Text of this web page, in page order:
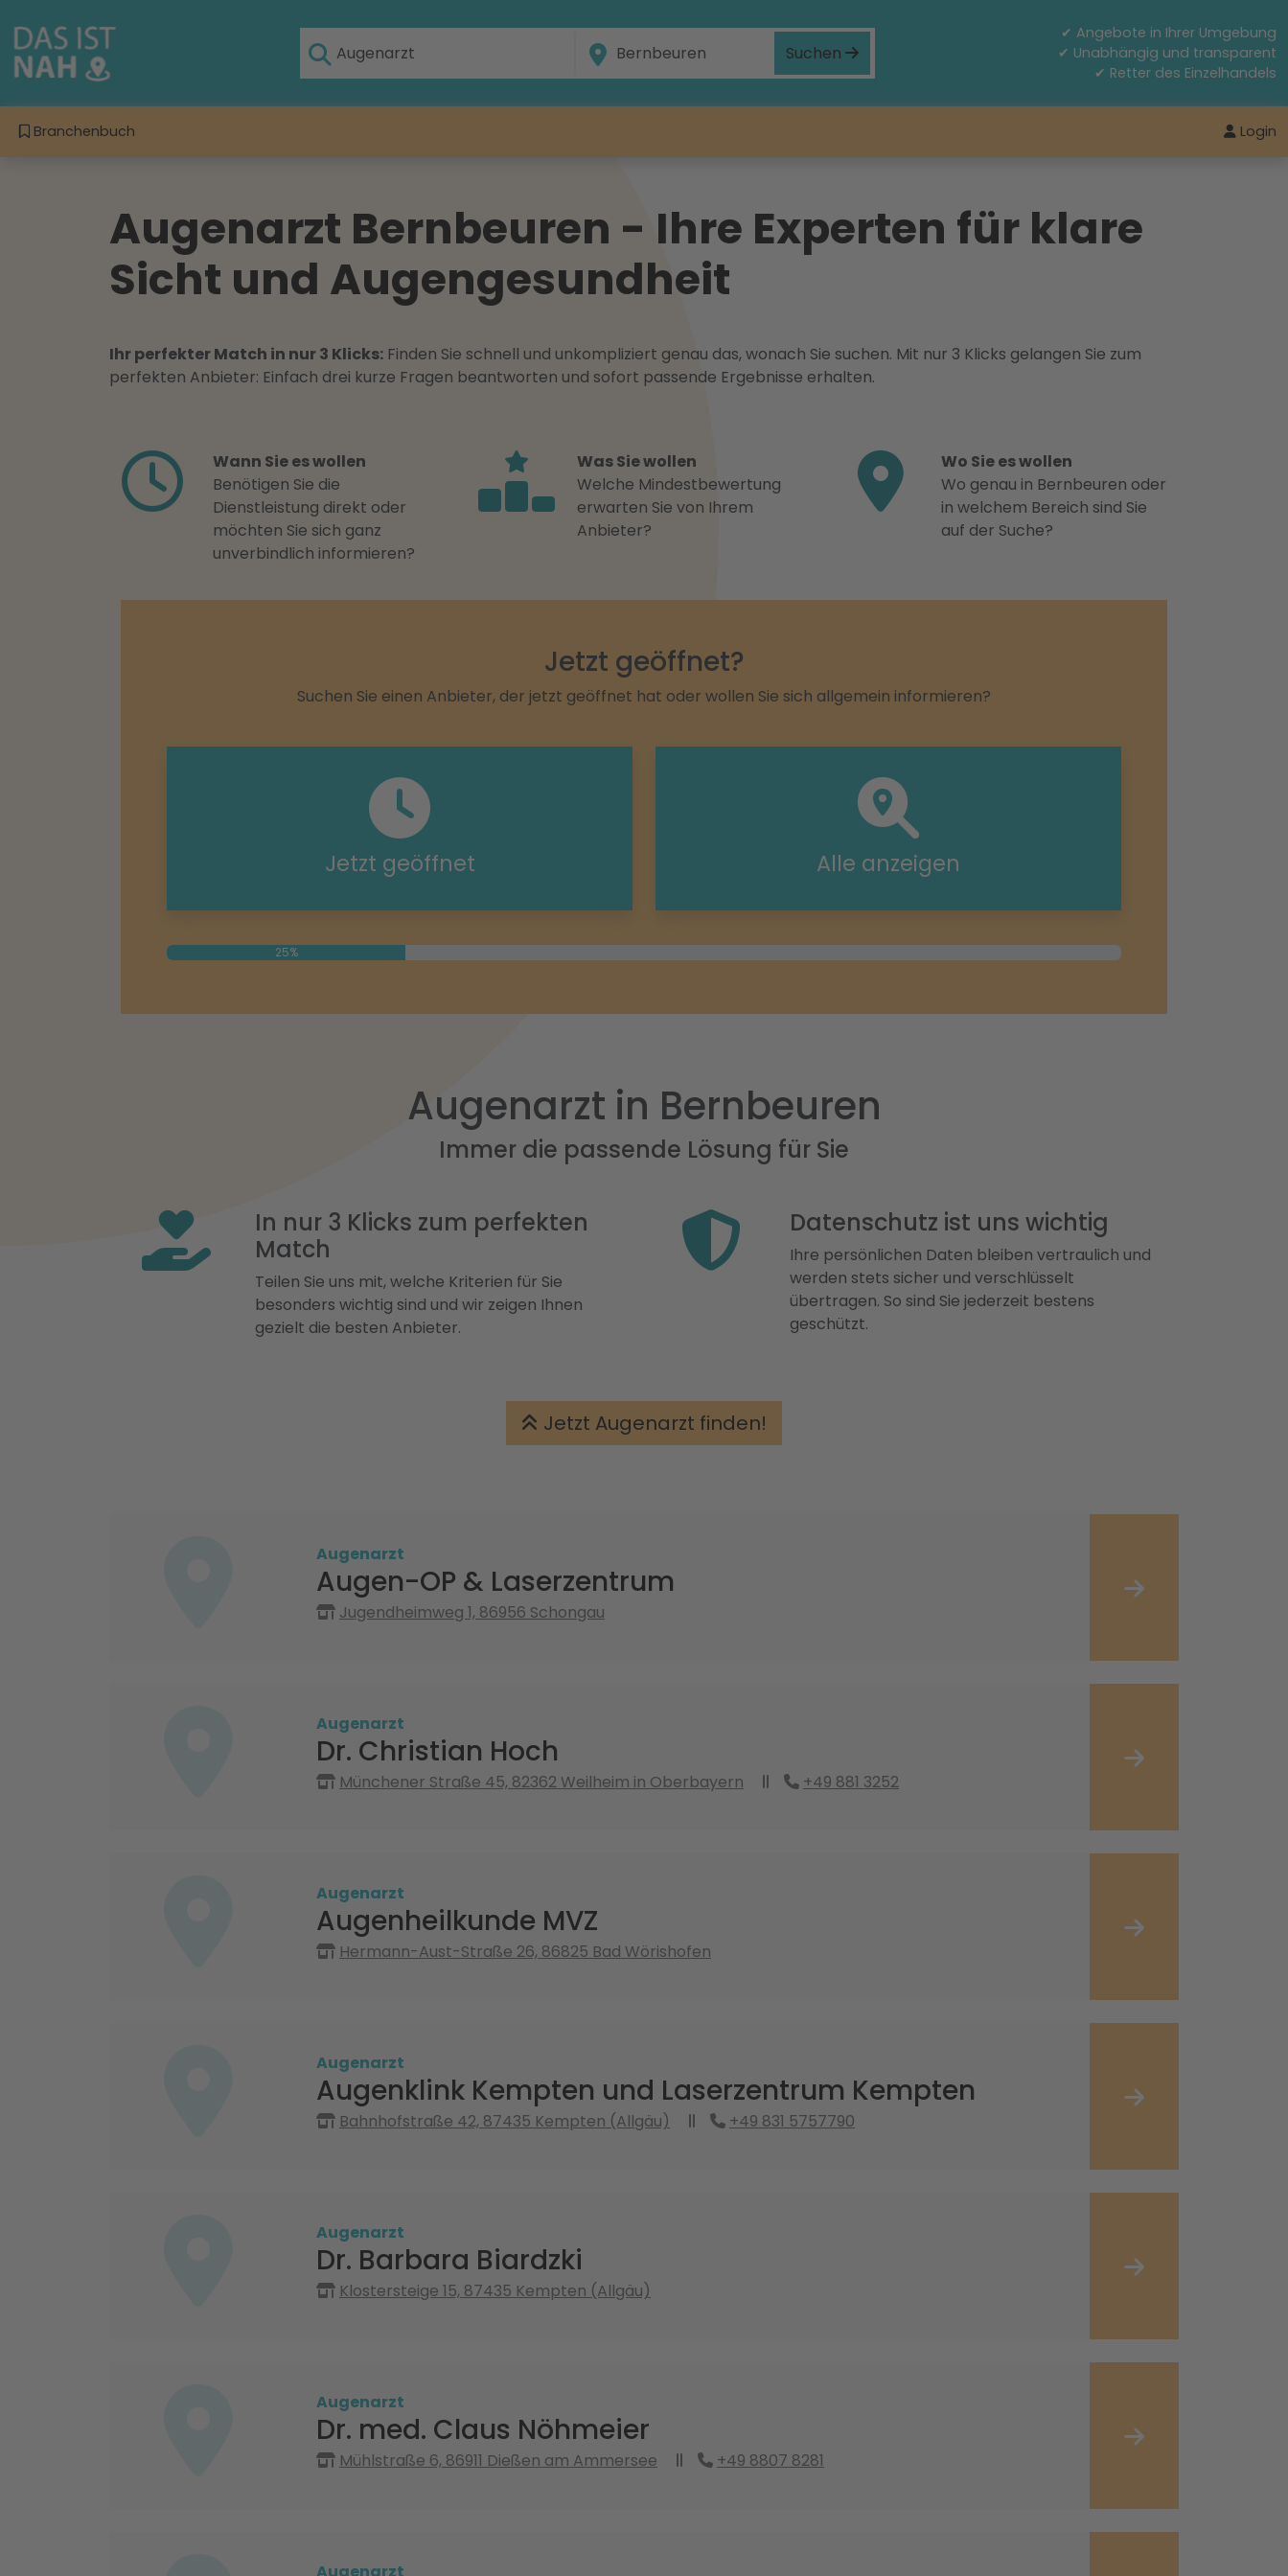
Suchen
✔ Angebote in Ihrer Umgebung
✔ Unabhängig und transparent
✔ Retter des Einzelhandels
Branchenbuch Login
Augenarzt Bernbeuren - Ihre Experten für klare
Sicht und Augengesundheit
Ihr perfekter Match in nur 3 Klicks: Finden Sie schnell und unkompliziert genau das, wonach Sie suchen. Mit nur 3 Klicks gelangen Sie zum
perfekten Anbieter: Einfach drei kurze Fragen beantworten und sofort passende Ergebnisse erhalten.
Wann Sie es wollen
Benötigen Sie die
Dienstleistung direkt oder
möchten Sie sich ganz
unverbindlich informieren?
Was Sie wollen
Welche Mindestbewertung
erwarten Sie von Ihrem
Anbieter?
Wo Sie es wollen
Wo genau in Bernbeuren oder
in welchem Bereich sind Sie
auf der Suche?
Jetzt geöffnet?
Suchen Sie einen Anbieter, der jetzt geöffnet hat oder wollen Sie sich allgemein informieren?
Jetzt geöffnet Alle anzeigen
25%
Augenarzt in Bernbeuren
Immer die passende Lösung für Sie
In nur 3 Klicks zum perfekten
Match
Teilen Sie uns mit, welche Kriterien für Sie
besonders wichtig sind und wir zeigen Ihnen
gezielt die besten Anbieter.
Datenschutz ist uns wichtig
Ihre persönlichen Daten bleiben vertraulich und
werden stets sicher und verschlüsselt
übertragen. So sind Sie jederzeit bestens
geschützt.
Jetzt Augenarzt finden!
Augenarzt
Augen-OP & Laserzentrum
Jugendheimweg 1, 86956 Schongau
Augenarzt
Dr. Christian Hoch
Münchener Straße 45, 82362 Weilheim in Oberbayern +49 881 3252
Augenarzt
Augenheilkunde MVZ
Hermann-Aust-Straße 26, 86825 Bad Wörishofen
Augenarzt
Augenklink Kempten und Laserzentrum Kempten
Bahnhofstraße 42, 87435 Kempten (Allgäu) +49 831 5757790
Augenarzt
Dr. Barbara Biardzki
Klostersteige 15, 87435 Kempten (Allgäu)
Augenarzt
Dr. med. Claus Nöhmeier
Mühlstraße 6, 86911 Dießen am Ammersee +49 8807 8281